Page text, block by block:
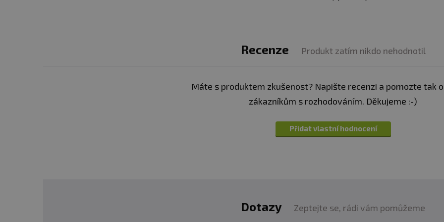
Recenze Produkt zatím nikdo nehodnotil
Máte s produktem zkušenost? Napište recenzi a pomozte tak
zákazníkům s rozhodováním. Děkujeme :-)
Přidat vlastní hodnocení
Dotazy Zeptejte se, rádi vám pomůžeme